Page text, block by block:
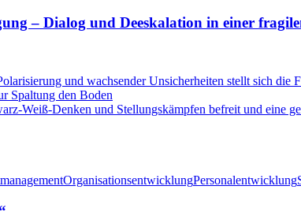
– Dialog und Deeskalation in einer
und wachsender Unsicherheiten stellt sich
Spaltung den Boden
Weiß-Denken und Stellungskämpfen befreit und eine
OrganisationsentwicklungPersonalentwicklung